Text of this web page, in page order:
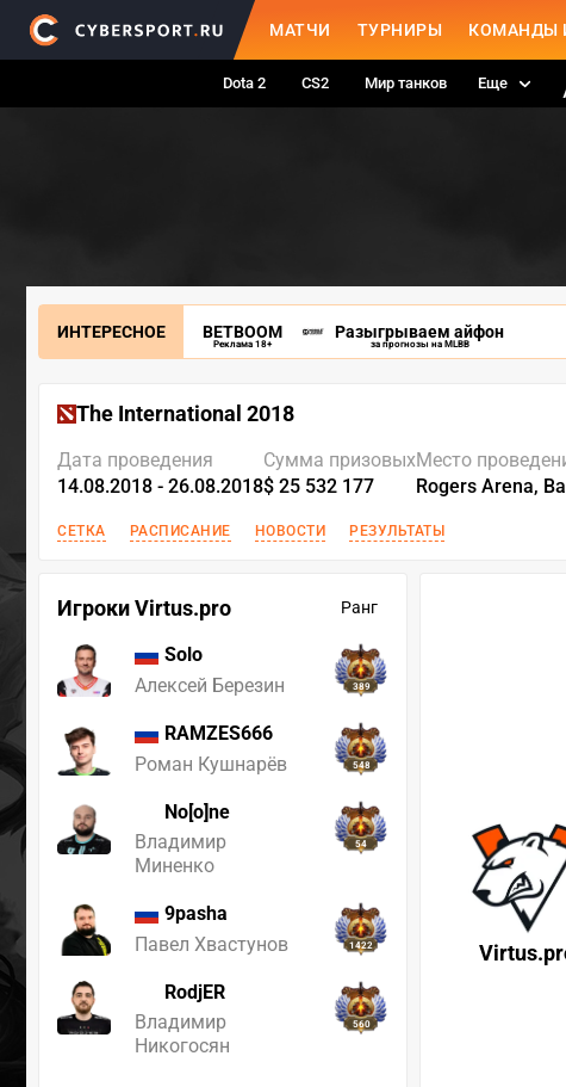
МАТЧИ ТУРНИРЫ КОМАНДЫ
Dota 2 CS2 Мир танков Еще
ИНТЕРЕСНОЕ BETBOOM
Реклама 18+
Разыгрываем айфон
за прогнозы на MLBB
The International 2018
Дата проведения
14.08.2018 - 26.08.2018
Сумма призовых
$ 25 532 177
Место
Rogers Arena,
СЕТКА РАСПИСАНИЕ НОВОСТИ РЕЗУЛЬТАТЫ
Игроки Virtus.pro Ранг
Solo
Алексей Березин
389
RAMZES666
Роман Кушнарёв
548
No[o]ne
Владимир
Миненко
54
9pasha
Павел Хвастунов
1422
RodjER
Владимир
Никогосян
560